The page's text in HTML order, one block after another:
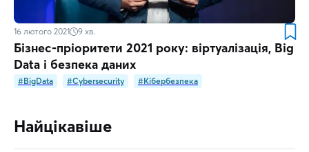
16 лютого 2021 9 хв.
Бізнес-пріоритети 2021 року: віртуалізація, Big
Data і безпека даних
#BigData #Cybersecurity #Кібербезпека
Найцікавіше